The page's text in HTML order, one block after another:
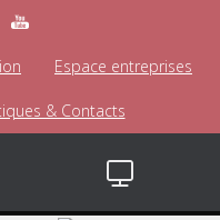
Espace entreprises
& Contacts